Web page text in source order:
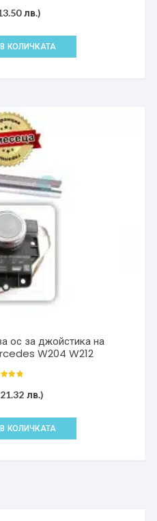
лв.)
КОЛИЧКАТА
ос за джойстика на
W204 W212
5
лв.)
КОЛИЧКАТА